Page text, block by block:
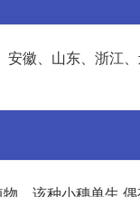
徽、山东、浙江
。该种小穗单生,